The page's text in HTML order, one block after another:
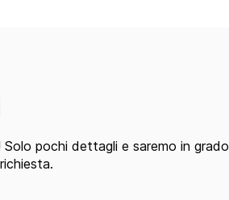
Solo pochi dettagli e saremo in grado